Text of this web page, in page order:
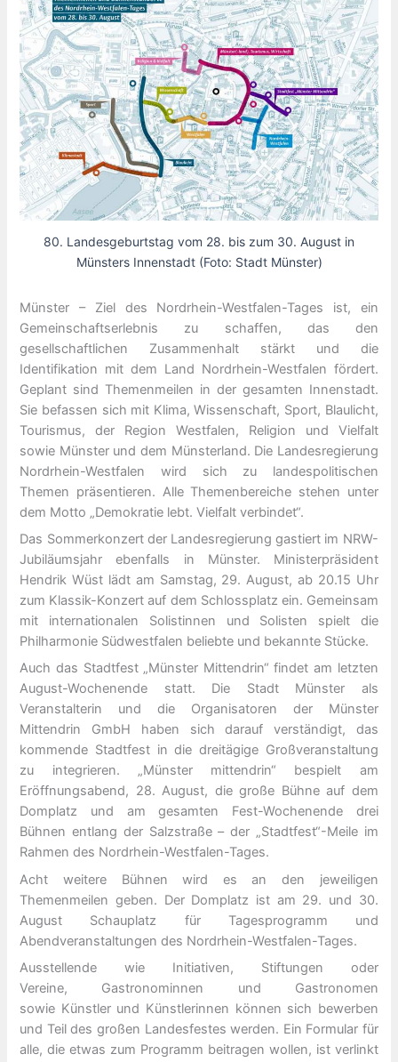
80. Landesgeburtstag vom 28. bis zum 30. August in
Münsters Innenstadt (Foto: Stadt Münster)
Münster – Ziel des Nordrhein-Westfalen-Tages ist, ein
Gemeinschaftserlebnis zu schaffen, das den
gesellschaftlichen Zusammenhalt stärkt und die
Identifikation mit dem Land Nordrhein-Westfalen fördert.
Geplant sind Themenmeilen in der gesamten Innenstadt.
Sie befassen sich mit Klima, Wissenschaft, Sport, Blaulicht,
Tourismus, der Region Westfalen, Religion und Vielfalt
sowie Münster und dem Münsterland. Die Landesregierung
Nordrhein-Westfalen wird sich zu landespolitischen
Themen präsentieren. Alle Themenbereiche stehen unter
dem Motto „Demokratie lebt. Vielfalt verbindet“.
Das Sommerkonzert der Landesregierung gastiert im NRW-
Jubiläumsjahr ebenfalls in Münster. Ministerpräsident
Hendrik Wüst lädt am Samstag, 29. August, ab 20.15 Uhr
zum Klassik-Konzert auf dem Schlossplatz ein. Gemeinsam
mit internationalen Solistinnen und Solisten spielt die
Philharmonie Südwestfalen beliebte und bekannte Stücke.
Auch das Stadtfest „Münster Mittendrin“ findet am letzten
August-Wochenende statt. Die Stadt Münster als
Veranstalterin und die Organisatoren der Münster
Mittendrin GmbH haben sich darauf verständigt, das
kommende Stadtfest in die dreitägige Großveranstaltung
zu integrieren. „Münster mittendrin“ bespielt am
Eröffnungsabend, 28. August, die große Bühne auf dem
Domplatz und am gesamten Fest-Wochenende drei
Bühnen entlang der Salzstraße – der „Stadtfest“-Meile im
Rahmen des Nordrhein-Westfalen-Tages.
Acht weitere Bühnen wird es an den jeweiligen
Themenmeilen geben. Der Domplatz ist am 29. und 30.
August Schauplatz für Tagesprogramm und
Abendveranstaltungen des Nordrhein-Westfalen-Tages.
Ausstellende wie Initiativen, Stiftungen oder
Vereine, Gastronominnen und Gastronomen
sowie Künstler und Künstlerinnen können sich bewerben
und Teil des großen Landesfestes werden. Ein Formular für
alle, die etwas zum Programm beitragen wollen, ist verlinkt